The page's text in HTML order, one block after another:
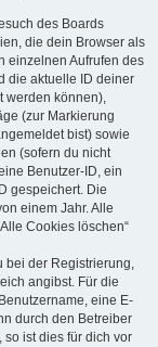
des Boards
die dein Browser als
einzelnen Aufrufen des
die aktuelle ID deiner
werden können),
(zur Markierung
bist) sowie
(sofern du nicht
Benutzer-ID, ein
gespeichert. Die
einem Jahr. Alle
Cookies löschen“
bei der Registrierung,
angibst. Für die
eine E-
durch den Betreiber
ist dies für dich vor